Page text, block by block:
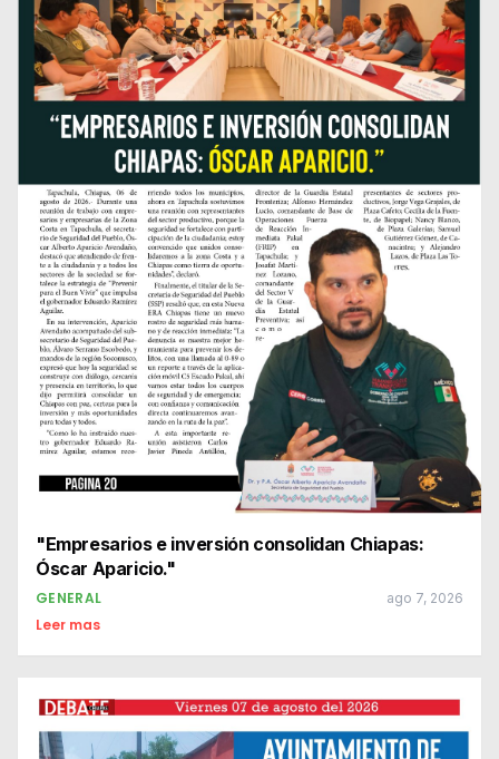
"Empresarios e inversión consolidan Chiapas:
GENERAL ago 7, 2026
Leer mas